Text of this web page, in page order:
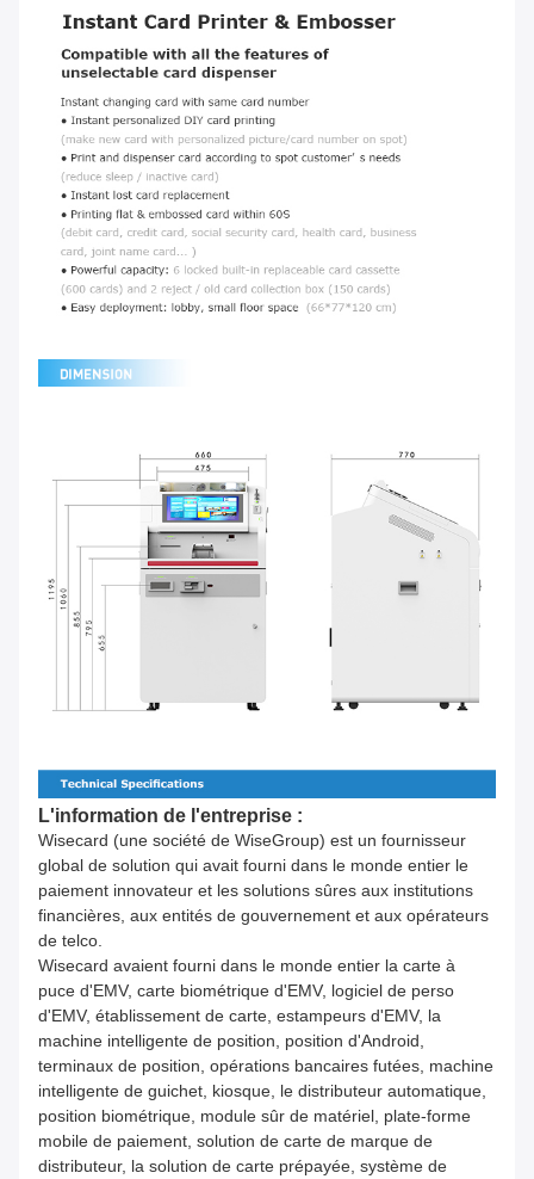
L'information de l'entreprise :
Wisecard (une société de WiseGroup) est un fournisseur
global de solution qui avait fourni dans le monde entier le
paiement innovateur et les solutions sûres aux institutions
financières, aux entités de gouvernement et aux opérateurs
de telco.
Wisecard avaient fourni dans le monde entier la carte à
puce d'EMV, carte biométrique d'EMV, logiciel de perso
d'EMV, établissement de carte, estampeurs d'EMV, la
machine intelligente de position, position d'Android,
terminaux de position, opérations bancaires futées, machine
intelligente de guichet, kiosque, le distributeur automatique,
position biométrique, module sûr de matériel, plate-forme
mobile de paiement, solution de carte de marque de
distributeur, la solution de carte prépayée, système de